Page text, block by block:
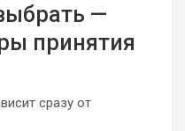
—
принятия
сразу от